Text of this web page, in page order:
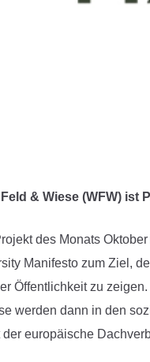
& Wiese (WFW) ist
des Monats Oktober
Manifesto zum Ziel,
Öffentlichkeit zu
werden dann in den
europäische